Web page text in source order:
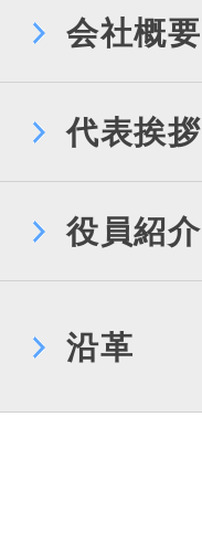
会社概要
代表挨拶
役員紹介
沿革